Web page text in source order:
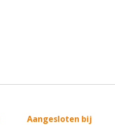
Aangesloten bij